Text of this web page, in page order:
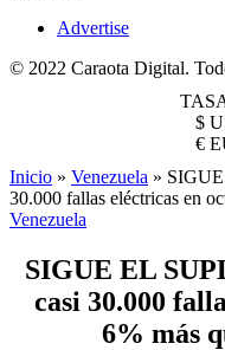
Advertise
© 2022 Caraota Digital.
$
€
Inicio » Venezuela »
30.000 fallas eléctricas en
Venezuela
SIGUE EL
casi 30.000
6% más